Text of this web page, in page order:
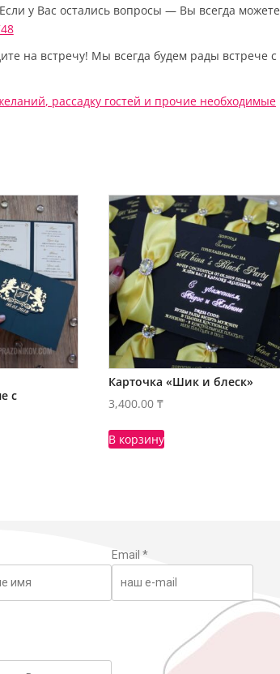
у Вас остались вопросы — Вы всегда можете
на встречу! Мы всегда будем рады встрече с
, рассадку гостей и прочие необходимые
с
Карточка «Шик и блеск»
3,400.00 ₸
В корзину
Email *